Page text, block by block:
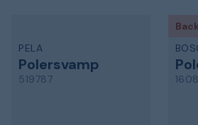
PELA
Polersvamp
519787